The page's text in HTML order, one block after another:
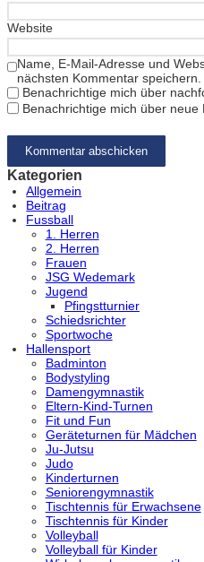
Website
Name, E-Mail-Adresse und
nächsten Kommentar speichern.
Benachrichtige mich über
Benachrichtige mich über neue
Kategorien
Allgemein
Beitrag
Fussball
1. Herren
2. Herren
Frauen
JSG Wedemark
Jugend
Pfingstturnier
Schiedsrichter
Sportwoche
Hallensport
Badminton
Bodystyling
Damengymnastik
Eltern-Kind-Turnen
Fit und Fun
Geräteturnen für Mädchen
Ju-Jutsu
Judo
Kinderturnen
Seniorengymnastik
Tischtennis für Erwachsene
Tischtennis für Kinder
Volleyball
Volleyball für Kinder